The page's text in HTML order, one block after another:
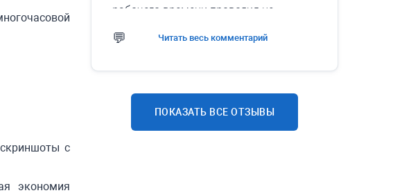
с
экономия
рабочего времени проводил не
самый продуктивный сотрудник
любители посмотреть онлайн-видео.
Проведя воспитательную беседу, мы
подняли продуктивность в среднем на
Читать весь комментарий
ПОКАЗАТЬ ВСЕ ОТЗЫВЫ